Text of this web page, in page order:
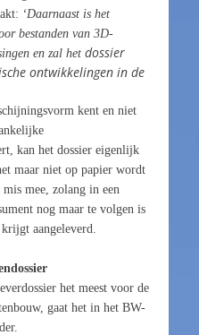
‘Daarnaast is het
bestanden van 3D-
en zal het dossier
ontwikkelingen in de
kent en niet
kan het dossier eigenlijk
maar niet op papier wordt
mee, zolang in een
nog maar te volgen is
aangeleverd.
het meest voor de
gaat het in het BW-